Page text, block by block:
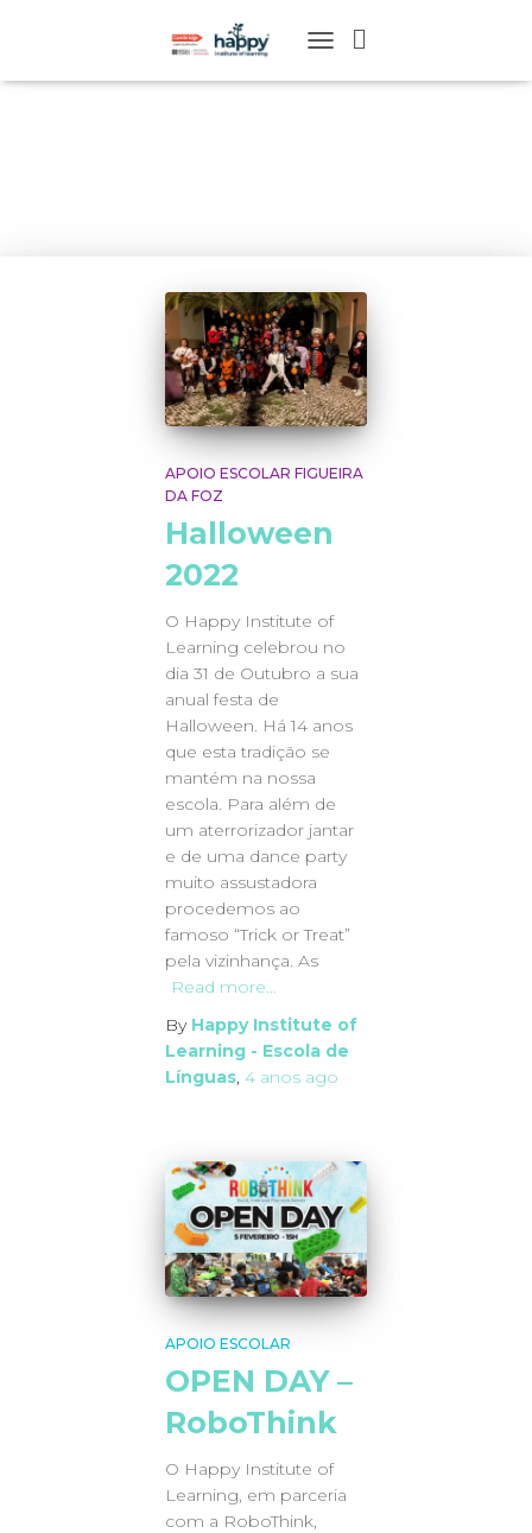
NAVIGATION
APOIO ESCOLAR FIGUEIRA
DA FOZ
Halloween
2022
O Happy Institute of
Learning celebrou no
dia 31 de Outubro a sua
anual festa de
Halloween. Há 14 anos
que esta tradição se
mantém na nossa
escola. Para além de
um aterrorizador jantar
e de uma dance party
muito assustadora
procedemos ao
famoso “Trick or Treat”
pela vizinhança. As
Read more…
By Happy Institute of
Learning - Escola de
Línguas, 4 anos ago
APOIO ESCOLAR
OPEN DAY –
RoboThink
O Happy Institute of
Learning, em parceria
com a RoboThink,